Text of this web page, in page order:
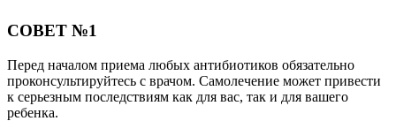
СОВЕТ №1
Перед началом приема любых антибиотиков обязательно
проконсультируйтесь с врачом. Самолечение может привести
к серьезным последствиям как для вас, так и для вашего
ребенка.